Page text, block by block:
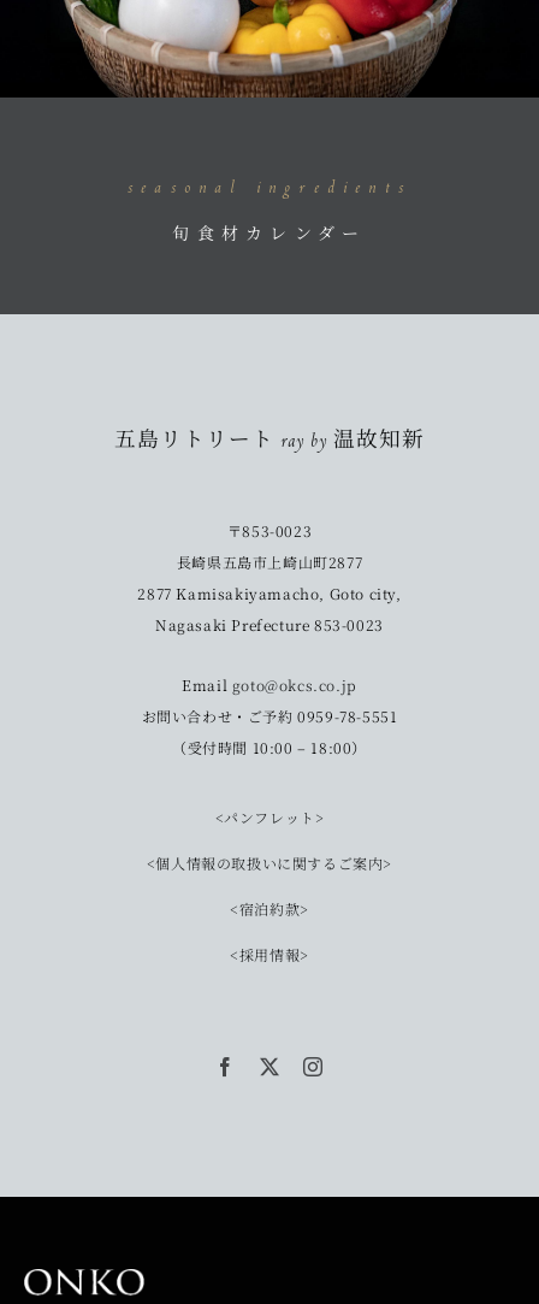
seasonal ingredients
旬食材カレンダー
五島リトリート ray by 温故知新
〒853-0023
長崎県五島市上崎山町2877
2877 Kamisakiyamacho, Goto city,
Nagasaki Prefecture 853-0023
Email goto@okcs.co.jp
お問い合わせ・ご予約 0959-78-5551
（受付時間 10:00 – 18:00）
<パンフレット>
<個人情報の取扱いに関するご案内>
<宿泊約款>
<採用情報>